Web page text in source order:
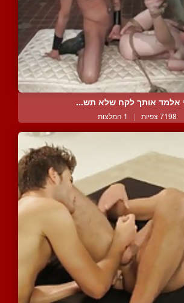
אלמד אותך לקח שלא תש...
7198 צפיות | 1 המלצות